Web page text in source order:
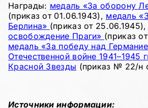
Награды: медаль «За оборону
(приказ от 01.06.1943), медаль
Берлина» (приказ от 25.06.1945),
освобождение Праги» (приказ
медаль «За победу над
Отечественной войне 1941–1945
Красной Звезды (приказ № 22/н
Источники информации: